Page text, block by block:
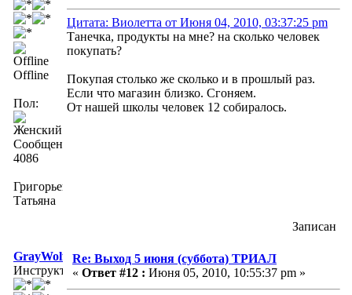
Offline
Пол:
Сообщений:
4086
Григорьева
Татьяна
Цитата: Виолетта от Июня 04, 2010, 03:37:25 pm
Танечка, продукты на мне? на сколько человек
покупать?
Покупая столько же сколько и в прошлый раз.
Если что магазин близко. Сгоняем.
От нашей школы человек 12 собиралось.
Записан
GrayWolf
Инструктор
Re: Выход 5 июня (суббота) ТРИАЛ
« Ответ #12 : Июня 05, 2010, 10:55:37 pm »